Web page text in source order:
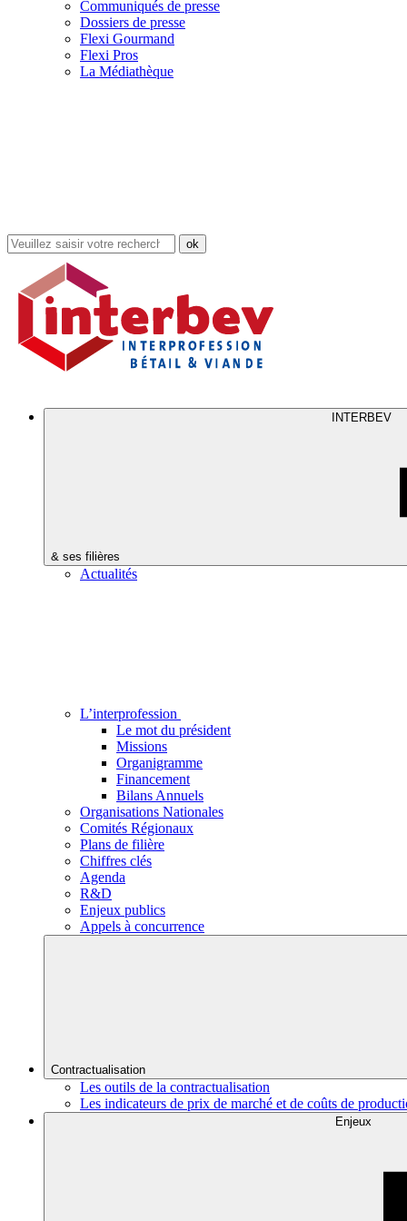
Communiqués de presse
Dossiers de presse
Flexi Gourmand
Flexi Pros
La Médiathèque
Rechercher
dans
site
INTERBEV
& ses filières
Actualités
L’interprofession
Le mot du président
Missions
Organigramme
Financement
Bilans Annuels
Organisations Nationales
Comités Régionaux
Plans de filière
Chiffres clés
Agenda
R&D
Enjeux publics
Appels à concurrence
Contractualisation
Les outils de la contractualisation
Les indicateurs de prix de marché et de coûts de
Enjeux